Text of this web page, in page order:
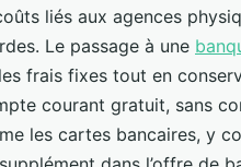
liés aux agences
Le passage à une
frais fixes tout en
courant gratuit, sans
les cartes bancaires, y